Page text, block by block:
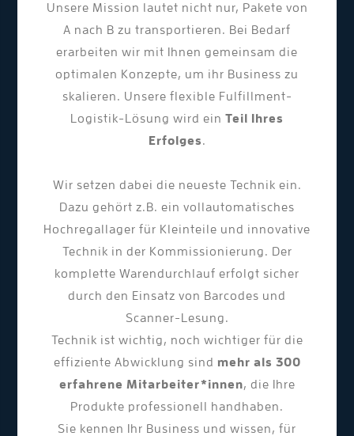
Unsere Mission lautet nicht nur, Pakete von
A nach B zu transportieren. Bei Bedarf
erarbeiten wir mit Ihnen gemeinsam die
optimalen Konzepte, um ihr Business zu
skalieren. Unsere flexible Fulfillment-
Logistik-Lösung wird ein Teil Ihres
Erfolges.
Wir setzen dabei die neueste Technik ein.
Dazu gehört z.B. ein vollautomatisches
Hochregallager für Kleinteile und innovative
Technik in der Kommissionierung. Der
komplette Warendurchlauf erfolgt sicher
durch den Einsatz von Barcodes und
Scanner-Lesung.
Technik ist wichtig, noch wichtiger für die
effiziente Abwicklung sind mehr als 300
erfahrene Mitarbeiter*innen, die Ihre
Produkte professionell handhaben.
Sie kennen Ihr Business und wissen, für